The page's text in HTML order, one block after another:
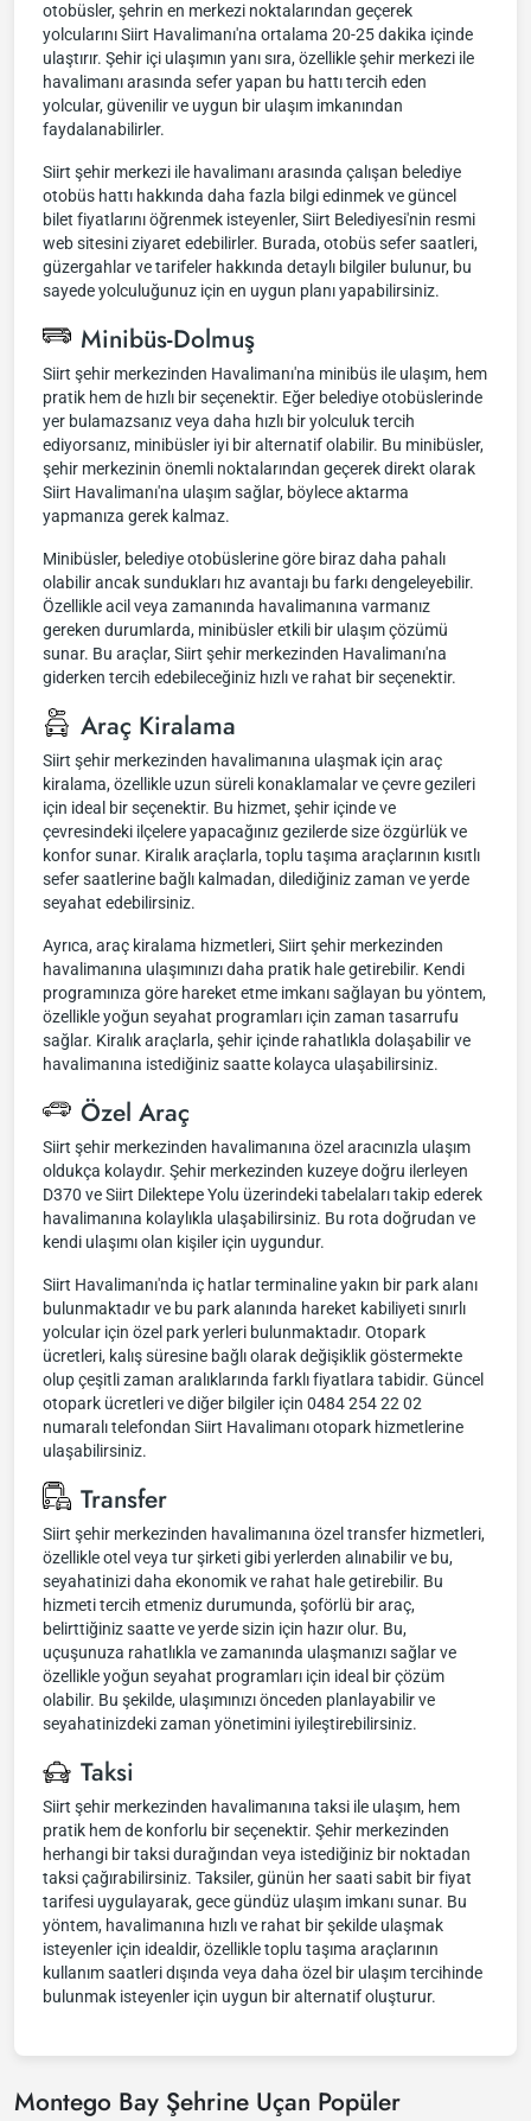
otobüsler, şehrin en merkezi noktalarından geçerek
yolcularını Siirt Havalimanı'na ortalama 20-25 dakika içinde
ulaştırır. Şehir içi ulaşımın yanı sıra, özellikle şehir merkezi ile
havalimanı arasında sefer yapan bu hattı tercih eden
yolcular, güvenilir ve uygun bir ulaşım imkanından
faydalanabilirler.
Siirt şehir merkezi ile havalimanı arasında çalışan belediye
otobüs hattı hakkında daha fazla bilgi edinmek ve güncel
bilet fiyatlarını öğrenmek isteyenler, Siirt Belediyesi'nin resmi
web sitesini ziyaret edebilirler. Burada, otobüs sefer saatleri,
güzergahlar ve tarifeler hakkında detaylı bilgiler bulunur, bu
sayede yolculuğunuz için en uygun planı yapabilirsiniz.
Minibüs-Dolmuş
Siirt şehir merkezinden Havalimanı'na minibüs ile ulaşım, hem
pratik hem de hızlı bir seçenektir. Eğer belediye otobüslerinde
yer bulamazsanız veya daha hızlı bir yolculuk tercih
ediyorsanız, minibüsler iyi bir alternatif olabilir. Bu minibüsler,
şehir merkezinin önemli noktalarından geçerek direkt olarak
Siirt Havalimanı'na ulaşım sağlar, böylece aktarma
yapmanıza gerek kalmaz.
Minibüsler, belediye otobüslerine göre biraz daha pahalı
olabilir ancak sundukları hız avantajı bu farkı dengeleyebilir.
Özellikle acil veya zamanında havalimanına varmanız
gereken durumlarda, minibüsler etkili bir ulaşım çözümü
sunar. Bu araçlar, Siirt şehir merkezinden Havalimanı'na
giderken tercih edebileceğiniz hızlı ve rahat bir seçenektir.
Araç Kiralama
Siirt şehir merkezinden havalimanına ulaşmak için araç
kiralama, özellikle uzun süreli konaklamalar ve çevre gezileri
için ideal bir seçenektir. Bu hizmet, şehir içinde ve
çevresindeki ilçelere yapacağınız gezilerde size özgürlük ve
konfor sunar. Kiralık araçlarla, toplu taşıma araçlarının kısıtlı
sefer saatlerine bağlı kalmadan, dilediğiniz zaman ve yerde
seyahat edebilirsiniz.
Ayrıca, araç kiralama hizmetleri, Siirt şehir merkezinden
havalimanına ulaşımınızı daha pratik hale getirebilir. Kendi
programınıza göre hareket etme imkanı sağlayan bu yöntem,
özellikle yoğun seyahat programları için zaman tasarrufu
sağlar. Kiralık araçlarla, şehir içinde rahatlıkla dolaşabilir ve
havalimanına istediğiniz saatte kolayca ulaşabilirsiniz.
Özel Araç
Siirt şehir merkezinden havalimanına özel aracınızla ulaşım
oldukça kolaydır. Şehir merkezinden kuzeye doğru ilerleyen
D370 ve Siirt Dilektepe Yolu üzerindeki tabelaları takip ederek
havalimanına kolaylıkla ulaşabilirsiniz. Bu rota doğrudan ve
kendi ulaşımı olan kişiler için uygundur.
Siirt Havalimanı'nda iç hatlar terminaline yakın bir park alanı
bulunmaktadır ve bu park alanında hareket kabiliyeti sınırlı
yolcular için özel park yerleri bulunmaktadır. Otopark
ücretleri, kalış süresine bağlı olarak değişiklik göstermekte
olup çeşitli zaman aralıklarında farklı fiyatlara tabidir. Güncel
otopark ücretleri ve diğer bilgiler için 0484 254 22 02
numaralı telefondan Siirt Havalimanı otopark hizmetlerine
ulaşabilirsiniz.
Transfer
Siirt şehir merkezinden havalimanına özel transfer hizmetleri,
özellikle otel veya tur şirketi gibi yerlerden alınabilir ve bu,
seyahatinizi daha ekonomik ve rahat hale getirebilir. Bu
hizmeti tercih etmeniz durumunda, şoförlü bir araç,
belirttiğiniz saatte ve yerde sizin için hazır olur. Bu,
uçuşunuza rahatlıkla ve zamanında ulaşmanızı sağlar ve
özellikle yoğun seyahat programları için ideal bir çözüm
olabilir. Bu şekilde, ulaşımınızı önceden planlayabilir ve
seyahatinizdeki zaman yönetimini iyileştirebilirsiniz.
Taksi
Siirt şehir merkezinden havalimanına taksi ile ulaşım, hem
pratik hem de konforlu bir seçenektir. Şehir merkezinden
herhangi bir taksi durağından veya istediğiniz bir noktadan
taksi çağırabilirsiniz. Taksiler, günün her saati sabit bir fiyat
tarifesi uygulayarak, gece gündüz ulaşım imkanı sunar. Bu
yöntem, havalimanına hızlı ve rahat bir şekilde ulaşmak
isteyenler için idealdir, özellikle toplu taşıma araçlarının
kullanım saatleri dışında veya daha özel bir ulaşım tercihinde
bulunmak isteyenler için uygun bir alternatif oluşturur.
Montego Bay Şehrine Uçan Popüler